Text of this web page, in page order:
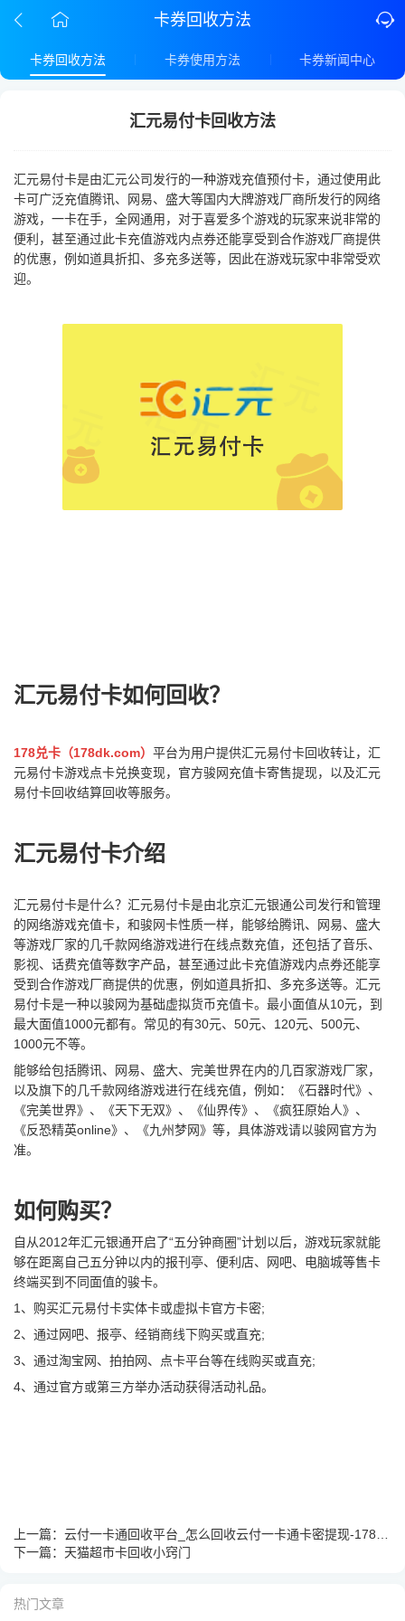
卡券回收方法
卡券回收方法 卡券使用方法 卡券新闻中心
汇元易付卡回收方法
汇元易付卡是由汇元公司发行的一种游戏充值预付卡，通过使用此
卡可广泛充值腾讯、网易、盛大等国内大牌游戏厂商所发行的网络
游戏，一卡在手，全网通用，对于喜爱多个游戏的玩家来说非常的
便利，甚至通过此卡充值游戏内点券还能享受到合作游戏厂商提供
的优惠，例如道具折扣、多充多送等，因此在游戏玩家中非常受欢
迎。
汇元易付卡如何回收？
178兑卡（178dk.com） 平台为用户提供汇元易付卡回收转让，汇
元易付卡游戏点卡兑换变现，官方骏网充值卡寄售提现，以及汇元
易付卡回收结算回收等服务。
汇元易付卡介绍
汇元易付卡是什么？汇元易付卡是由北京汇元银通公司发行和管理
的网络游戏充值卡，和骏网卡性质一样，能够给腾讯、网易、盛大
等游戏厂家的几千款网络游戏进行在线点数充值，还包括了音乐、
影视、话费充值等数字产品，甚至通过此卡充值游戏内点券还能享
受到合作游戏厂商提供的优惠，例如道具折扣、多充多送等。汇元
易付卡是一种以骏网为基础虚拟货币充值卡。最小面值从10元，到
最大面值1000元都有。常见的有30元、50元、120元、500元、
1000元不等。
能够给包括腾讯、网易、盛大、完美世界在内的几百家游戏厂家，
以及旗下的几千款网络游戏进行在线充值，例如：《石器时代》、
《完美世界》、《天下无双》、《仙界传》、《疯狂原始人》、
《反恐精英online》、《九州梦网》等，具体游戏请以骏网官方为
准。
如何购买？
自从2012年汇元银通开启了“五分钟商圈”计划以后，游戏玩家就能
够在距离自己五分钟以内的报刊亭、便利店、网吧、电脑城等售卡
终端买到不同面值的骏卡。
1、购买汇元易付卡实体卡或虚拟卡官方卡密;
2、通过网吧、报亭、经销商线下购买或直充;
3、通过淘宝网、拍拍网、点卡平台等在线购买或直充;
4、通过官方或第三方举办活动获得活动礼品。
上一篇： 云付一卡通回收平台_怎么回收云付一卡通卡密提现-178兑卡
下一篇： 天猫超市卡回收小窍门
热门文章